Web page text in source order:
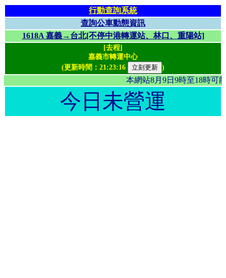
行動查詢系統
查詢公車動態資訊
1618A 嘉義→台北[不停中港轉運站、林口、重陽站]
[去程]
嘉義市轉運中心
(更新時間： 21:23:16 )
本網站8月9日9時至18
今日未營運